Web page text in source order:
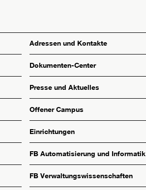
Adressen und Kontakte
Dokumenten-Center
Presse und Aktuelles
Offener Campus
Einrichtungen
FB Automatisierung und Informatik
FB Verwaltungswissenschaften